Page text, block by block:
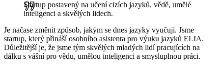
Startup postavený na učení cizích jazyků, vědě, umělé
inteligenci a skvělých lidech.
Je načase změnit způsob, jakým se dnes jazyky vyučují. Jsme
startup, který přináší osobního asistenta pro výuku jazyků ELIA.
Důležitější je, že jsme tým skvělých mladých lidí pracujících na
dálku s vášní pro vědu, umělou inteligenci a smysluplnou práci.